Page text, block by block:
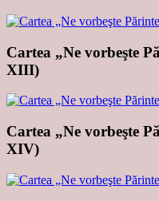
Cartea „Ne vorbeşte
XIII)
Cartea „Ne vorbeşte
XIV)